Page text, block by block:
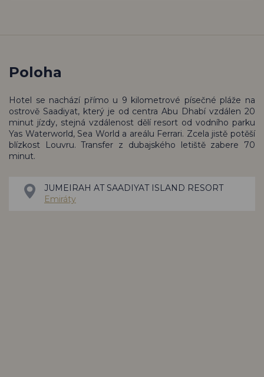
Poloha
Hotel se nachází přímo u 9 kilometrové písečné pláže na
ostrově Saadiyat, který je od centra Abu Dhabí vzdálen 20
minut jízdy, stejná vzdálenost dělí resort od vodního parku
Yas Waterworld, Sea World a areálu Ferrari. Zcela jistě potěší
blízkost Louvru. Transfer z dubajského letiště zabere 70
minut.
JUMEIRAH AT SAADIYAT ISLAND RESORT
Emiráty